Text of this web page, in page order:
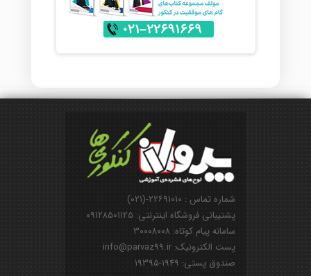
شماره تماس : ۲۲۶۹۱۰۱۰-(۰۲۱)
پشتیبانی فروشگاه اینترنتی: ۰۹۱۲۸۵۰۱۱۲۵
سامانه پیام کوتاه: ۳۰۰۰۸۰۰۸
پست الکترونیک: info@parvaz99.ir
صندوق پستی: ۱۹۴۹-۱۹۳۹۵